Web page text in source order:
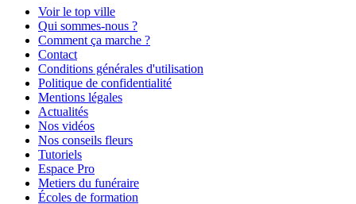
Voir le top ville
Qui sommes-nous ?
Comment ça marche ?
Contact
Conditions générales d'utilisation
Politique de confidentialité
Mentions légales
Actualités
Nos vidéos
Nos conseils fleurs
Tutoriels
Espace Pro
Metiers du funéraire
Écoles de formation